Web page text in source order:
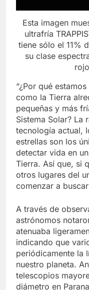
Esta imagen
ultrafría
tiene sólo el 11%
su clase
“¿Por qué
como la Tierra
pequeñas y más
Sistema Solar? La
tecnología actual,
estrellas son los
detectar vida en
Tierra. Así que, si
otros lugares del
comenzar a
A través de
astrónomos
atenuaba
indicando que
periódicamente la
nuestro planeta.
telescopios
diámetro en